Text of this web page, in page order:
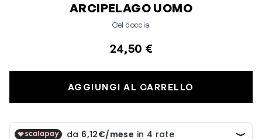
ARCIPELAGO UOMO
Gel doccia
24,50 €
AGGIUNGI AL CARRELLO